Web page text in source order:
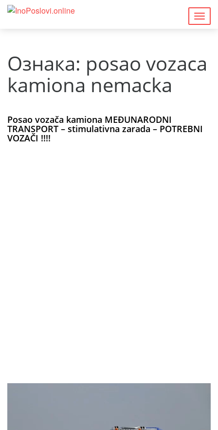
Ознака: posao vozaca
kamiona nemacka
Posao vozača kamiona MEĐUNARODNI
TRANSPORT – stimulativna zarada – POTREBNI
VOZAČI !!!!